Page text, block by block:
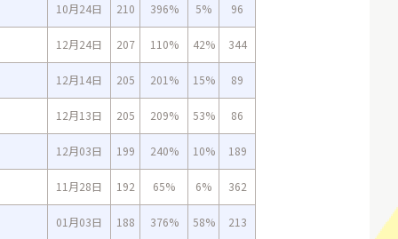
10月24日 210 396% 5% 96
12月24日 207 110% 42% 344
12月14日 205 201% 15% 89
12月13日 205 209% 53% 86
12月03日 199 240% 10% 189
11月28日 192 65% 6% 362
01月03日 188 376% 58% 213